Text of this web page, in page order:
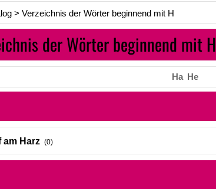
> Verzeichnis der Wörter beginnend mit H
der Wörter beginnend mit H
Ha He
am Harz (0)